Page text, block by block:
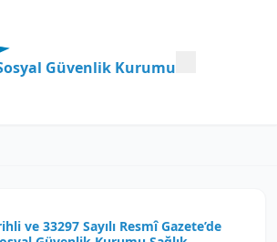
Güvenlik Kurumu
ve 33297 Sayılı Resmî Gazete’de